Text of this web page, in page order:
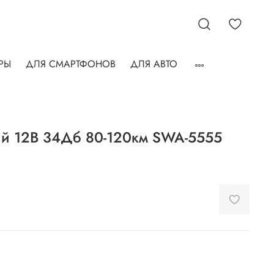
ДЛЯ СМАРТФОНОВ ДЛЯ АВТО
12В 34Дб 80-120км SWA-5555